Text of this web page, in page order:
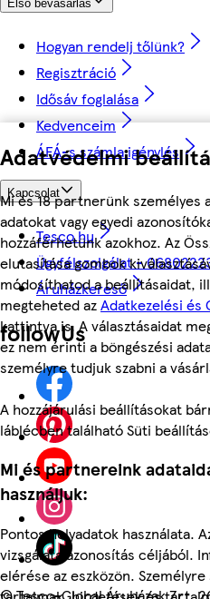
Adatvédelmi
Mi és 18 partnerünk személyes
adatokat vagy egyedi
hozzáférhetünk azokhoz. Az
elutasítása gombok
módosíthatod a beállításaidat,
megteheted azAdatkezelési és
kattintva is. A választásaidat
ez nem érinti a böngészési
személyre tudjuk szabni a
A hozzájárulási beállításokat
láblécben található Süti
Mi és partnereink
használjuk:
Pontos helyadatok használata.
vizsgálata azonosítás céljából.
elérése az eszközön.
Első bevásárlás
Hogyan rendelj tőlünk?
Regisztráció
Idősáv foglalása
Kedvenceim
ÁFÁ-s számla igénylés
Kapcsolat
Tesco.hu
Ügyfélszolgálat -
Áruházkereső
followUs
©Tesco-Global Áruházak Zrt.